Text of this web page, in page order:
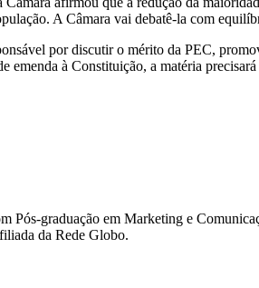
A Câmara vai debatê-la com
por discutir o mérito da PEC,
emenda à Constituição, a matéria
Pós-graduação em Marketing e
da Rede Globo.